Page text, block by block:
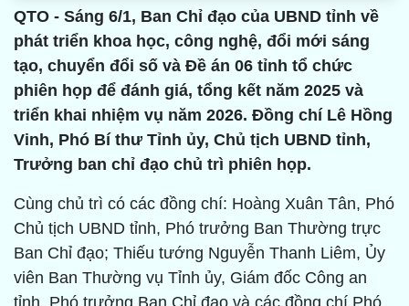
QTO - Sáng 6/1, Ban Chỉ đạo của UBND tỉnh về
phát triển khoa học, công nghệ, đổi mới sáng
tạo, chuyển đổi số và Đề án 06 tỉnh tổ chức
phiên họp để đánh giá, tổng kết năm 2025 và
triển khai nhiệm vụ năm 2026. Đồng chí Lê Hồng
Vinh, Phó Bí thư Tỉnh ủy, Chủ tịch UBND tỉnh,
Trưởng ban chỉ đạo chủ trì phiên họp.
Cùng chủ trì có các đồng chí: Hoàng Xuân Tân, Phó
Chủ tịch UBND tỉnh, Phó trưởng Ban Thường trực
Ban Chỉ đạo; Thiếu tướng Nguyễn Thanh Liêm, Ủy
viên Ban Thường vụ Tỉnh ủy, Giám đốc Công an